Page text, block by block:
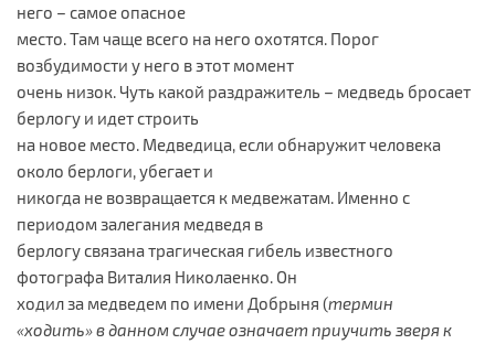
него – самое опасное
место. Там чаще всего на него охотятся. Порог
возбудимости у него в этот момент
очень низок. Чуть какой раздражитель – медведь бросает
берлогу и идет строить
на новое место. Медведица, если обнаружит человека
около берлоги, убегает и
никогда не возвращается к медвежатам. Именно с
периодом залегания медведя в
берлогу связана трагическая гибель известного
фотографа Виталия Николаенко. Он
ходил за медведем по имени Добрыня (термин
«ходить» в данном случае означает приучить зверя к